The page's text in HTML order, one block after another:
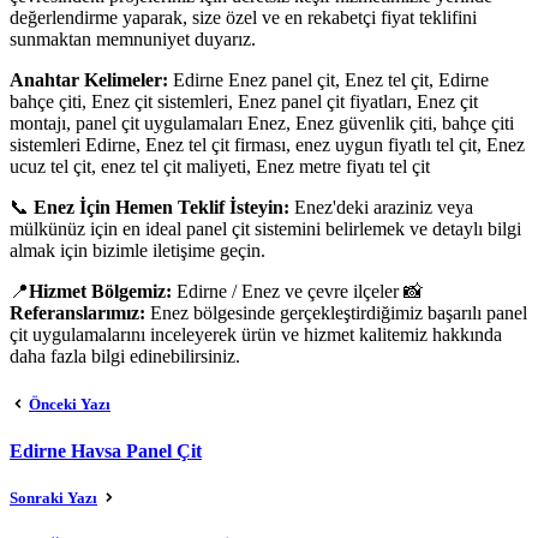
değerlendirme yaparak, size özel ve en rekabetçi fiyat teklifini
sunmaktan memnuniyet duyarız.
Anahtar Kelimeler: Edirne Enez panel çit, Enez tel çit, Edirne
bahçe çiti, Enez çit sistemleri, Enez panel çit fiyatları, Enez çit
montajı, panel çit uygulamaları Enez, Enez güvenlik çiti, bahçe çiti
sistemleri Edirne, Enez tel çit firması, enez uygun fiyatlı tel çit, Enez
ucuz tel çit, enez tel çit maliyeti, Enez metre fiyatı tel çit
📞 Enez İçin Hemen Teklif İsteyin: Enez'deki araziniz veya
mülkünüz için en ideal panel çit sistemini belirlemek ve detaylı bilgi
almak için bizimle iletişime geçin.
📍Hizmet Bölgemiz: Edirne / Enez ve çevre ilçeler 📸
Referanslarımız: Enez bölgesinde gerçekleştirdiğimiz başarılı panel
çit uygulamalarını inceleyerek ürün ve hizmet kalitemiz hakkında
daha fazla bilgi edinebilirsiniz.
Önceki Yazı
Edirne Havsa Panel Çit
Sonraki Yazı